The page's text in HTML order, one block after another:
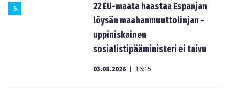
5.
22 EU-maata haastaa Espanjan
löysän maahanmuuttolinjan –
uppiniskainen
sosialistipääministeri ei taivu
03.08.2026 | 16:15